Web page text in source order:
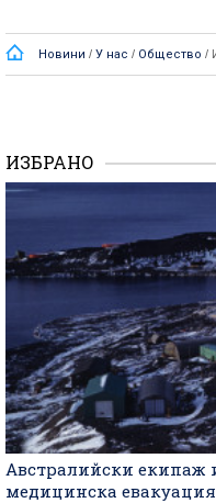
Новини / У нас / Общество /
ИЗБРАНО
Австралийски
медицинска